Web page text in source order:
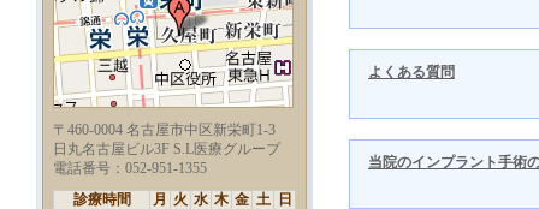
よくある質問
当院のインプラント手術
〒460-0004 名古屋市中区新栄町1-3
日丸名古屋ビル3F S.L医療グループ
電話番号：052-951-1355
診療時間
月 火 水 木 金 土
日